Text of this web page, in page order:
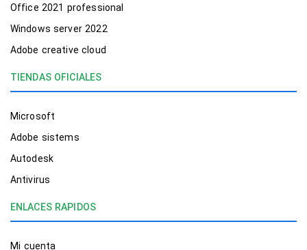
Office 2021 professional
Windows server 2022
Adobe creative cloud
TIENDAS OFICIALES
Microsoft
Adobe sistems
Autodesk
Antivirus
ENLACES RAPIDOS
Mi cuenta